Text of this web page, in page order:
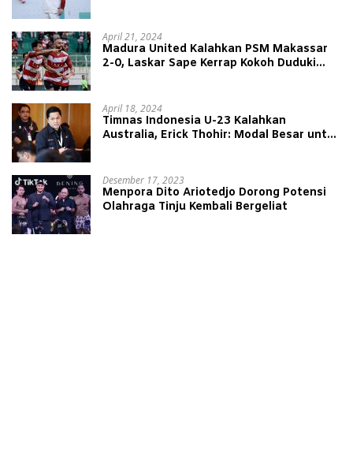
April 21, 2024
Madura United Kalahkan PSM Makassar
2-0, Laskar Sape Kerrap Kokoh Duduki
April 18, 2024
Timnas Indonesia U-23 Kalahkan
Australia, Erick Thohir: Modal Besar untuk
Desember 17, 2023
Menpora Dito Ariotedjo Dorong Potensi
Olahraga Tinju Kembali Bergeliat